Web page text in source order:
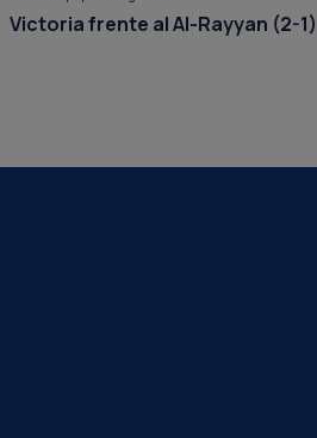
Victoria frente al Al-Rayyan (2-1)